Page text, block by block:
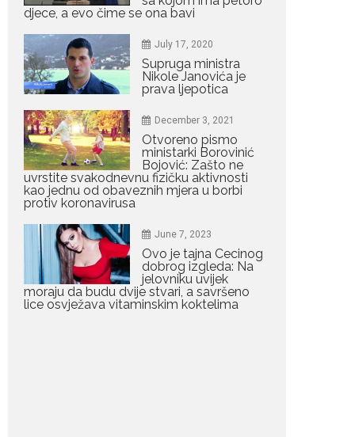
zaborave
Bilo da je riječ o njihovoj harizmi, emocionalnoj...
July 29, 2026
Porodična sreća na
pokazali da ljubav ne
blijedi
Bračni par, voditelji RTCG,
Ilija Pejović i Dejana...
zablistala na crvenom
tepihu u Tivtu: Crna
haljina istakla njenu
vitku liniju
Crnogorska pjevačica Nina
djece, a evo čime se ona bavi
July 17, 2020
Supruga ministra
Nikole Janovića je
prava ljepotica
December 3, 2021
Otvoreno pismo
ministarki Borovinić
Bojović: Zašto ne
uvrstite svakodnevnu fizičku aktivnosti
kao jednu od obaveznih mjera u borbi
protiv koronavirusa
June 7, 2023
Ovo je tajna Cecinog
dobrog izgleda: Na
jelovniku uvijek
moraju da budu dvije stvari, a savršeno
lice osvježava vitaminskim koktelima